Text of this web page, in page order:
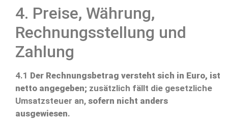
4. Preise, Währung,
Rechnungsstellung und
Zahlung
4.1 Der Rechnungsbetrag versteht sich in Euro, ist
netto angegeben; zusätzlich fällt die gesetzliche
Umsatzsteuer an, sofern nicht anders
ausgewiesen.